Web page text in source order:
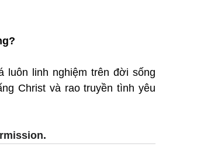
luôn linh nghiệm trên đời sống
Christ và rao truyền tình yêu